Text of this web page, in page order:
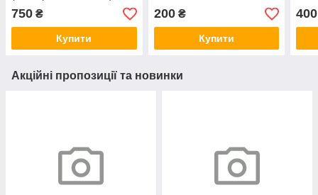
750 ₴
Купити
200₴
Купити
400
Акційні пропозиції та новинки